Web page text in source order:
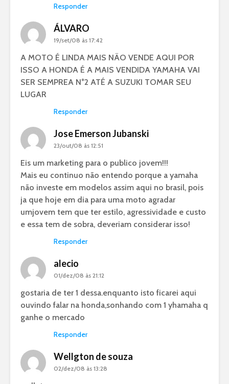
Responder
ÁLVARO
19/set/08 às 17:42
A MOTO É LINDA MAIS NÃO VENDE AQUI POR
ISSO A HONDA É A MAIS VENDIDA YAMAHA VAI
SER SEMPREA N°2 ATÉ A SUZUKI TOMAR SEU
LUGAR
Responder
Jose Emerson Jubanski
23/out/08 às 12:51
Eis um marketing para o publico jovem!!!
Mais eu continuo não entendo porque a yamaha
não investe em modelos assim aqui no brasil, pois
ja que hoje em dia para uma moto agradar
umjovem tem que ter estilo, agressividade e custo
e essa tem de sobra, deveriam considerar isso!
Responder
alecio
01/dez/08 às 21:12
gostaria de ter 1 dessa.enquanto isto ficarei aqui
ouvindo falar na honda,sonhando com 1 yhamaha q
ganhe o mercado
Responder
Wellgton de souza
02/dez/08 às 13:28